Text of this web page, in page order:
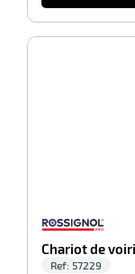
Chariot de
Ref: 57229